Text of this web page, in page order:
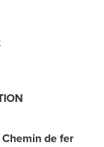
Chemin defer